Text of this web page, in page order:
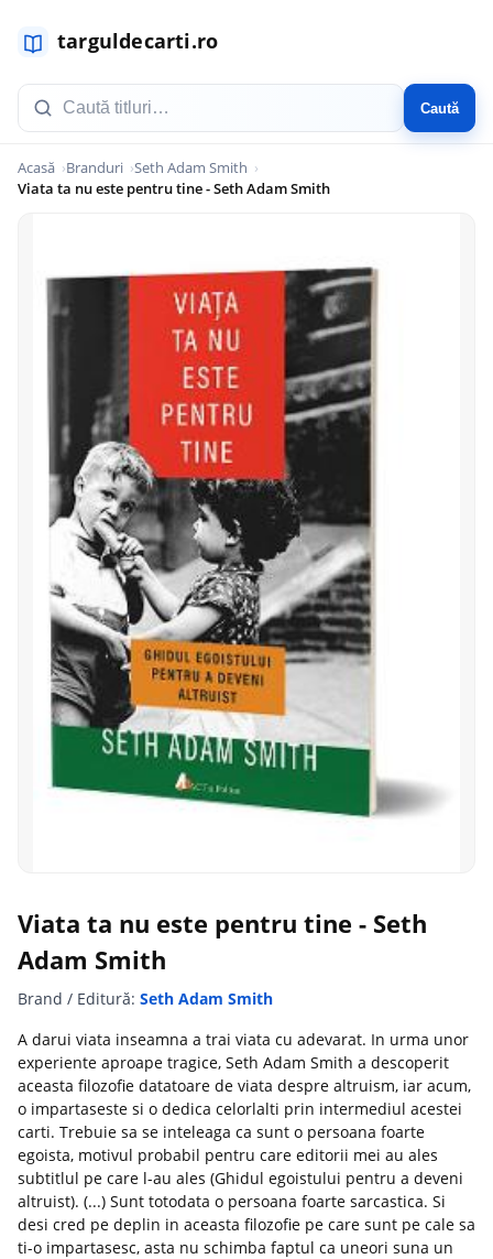
Caută
Acasă Branduri Seth Adam Smith
Viata ta nu este pentru tine - Seth Adam Smith
Viata ta nu este pentru tine - Seth
Adam Smith
Brand / Editură: Seth Adam Smith
A darui viata inseamna a trai viata cu adevarat. In urma unor
experiente aproape tragice, Seth Adam Smith a descoperit
aceasta filozofie datatoare de viata despre altruism, iar acum,
o impartaseste si o dedica celorlalti prin intermediul acestei
carti. Trebuie sa se inteleaga ca sunt o persoana foarte
egoista, motivul probabil pentru care editorii mei au ales
subtitlul pe care l-au ales (Ghidul egoistului pentru a deveni
altruist). (...) Sunt totodata o persoana foarte sarcastica. Si
desi cred pe deplin in aceasta filozofie pe care sunt pe cale sa
ti-o impartasesc, asta nu schimba faptul ca uneori suna un